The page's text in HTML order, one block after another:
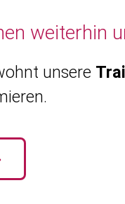
weiterhin
unsere